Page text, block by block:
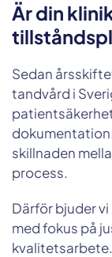
Är din
Sedan
tandvård i
skillnaden
process.
Därför bjuder
med fokus på
kvalitetsarbete.